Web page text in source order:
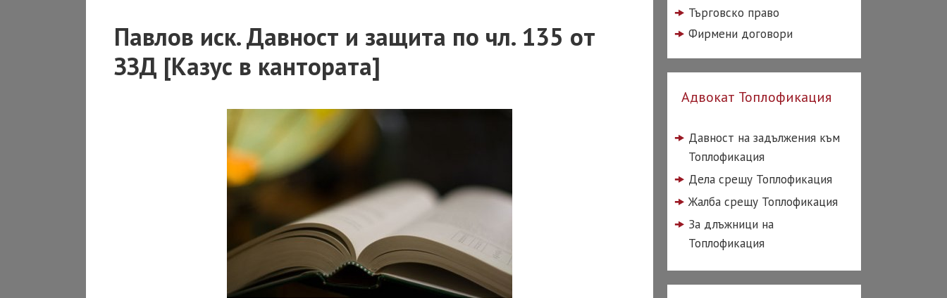
посочено
повече
от
основание
за
дълга
Павлов иск. Давност и защита по чл. 135 от
ЗЗД [Казус в кантората]
Търговско право
Фирмени договори
Адвокат Топлофикация
Давност на задължения към
Топлофикация
Дела срещу Топлофикация
Жалба срещу Топлофикация
За длъжници на
Топлофикация